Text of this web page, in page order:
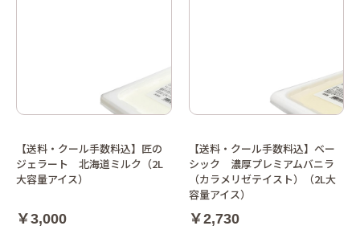
【送料・クール手数料込】匠の
ジェラート 北海道ミルク（2L
大容量アイス）
￥3,000
【送料・クール手数料込】ベー
シック 濃厚プレミアムバニラ
（カラメリゼテイスト）（2L大
容量アイス）
￥2,730